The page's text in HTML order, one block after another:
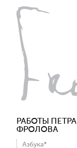
РАБОТЫ ПЕТРА
ФРОЛОВА
Азбука*